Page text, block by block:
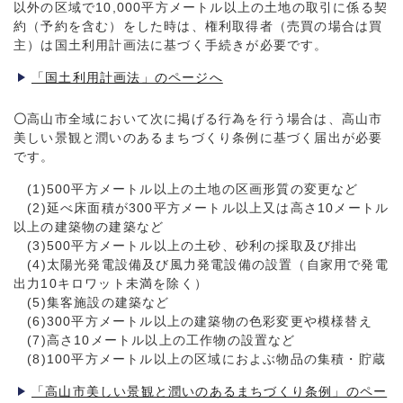
以外の区域で10,000平方メートル以上の土地の取引に係る契
約（予約を含む）をした時は、権利取得者（売買の場合は買
主）は国土利用計画法に基づく手続きが必要です。
「国土利用計画法」のページへ
〇高山市全域において次に掲げる行為を行う場合は、高山市
美しい景観と潤いのあるまちづくり条例に基づく届出が必要
です。
(1)500平方メートル以上の土地の区画形質の変更など
(2)延べ床面積が300平方メートル以上又は高さ10メートル
以上の建築物の建築など
(3)500平方メートル以上の土砂、砂利の採取及び排出
(4)太陽光発電設備及び風力発電設備の設置（自家用で発電
出力10キロワット未満を除く）
(5)集客施設の建築など
(6)300平方メートル以上の建築物の色彩変更や模様替え
(7)高さ10メートル以上の工作物の設置など
(8)100平方メートル以上の区域におよぶ物品の集積・貯蔵
「高山市美しい景観と潤いのあるまちづくり条例」のペー